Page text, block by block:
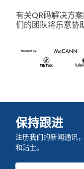
有关QR码解决方
们的团队将乐意协
保持跟进
注册我们的新闻通讯
和贴士。